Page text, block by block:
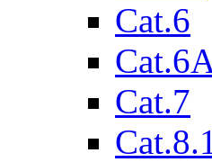
Cat.6
Cat.7